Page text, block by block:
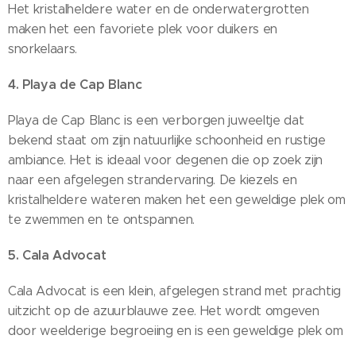
Het kristalheldere water en de onderwatergrotten
maken het een favoriete plek voor duikers en
snorkelaars.
4. Playa de Cap Blanc
Playa de Cap Blanc is een verborgen juweeltje dat
bekend staat om zijn natuurlijke schoonheid en rustige
ambiance. Het is ideaal voor degenen die op zoek zijn
naar een afgelegen strandervaring. De kiezels en
kristalheldere wateren maken het een geweldige plek om
te zwemmen en te ontspannen.
5. Cala Advocat
Cala Advocat is een klein, afgelegen strand met prachtig
uitzicht op de azuurblauwe zee. Het wordt omgeven
door weelderige begroeiing en is een geweldige plek om